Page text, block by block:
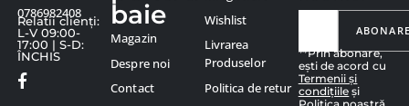
0786982408
Relatii clienți:
L-V 09:00-
17:00 | S-D:
ÎNCHIS
**Prin abonare,
ești de acord cu
Termenii și
condițiile și
baie
Magazin
Despre noi
Contact
Wishlist
Livrarea
Produselor
Politica de retur